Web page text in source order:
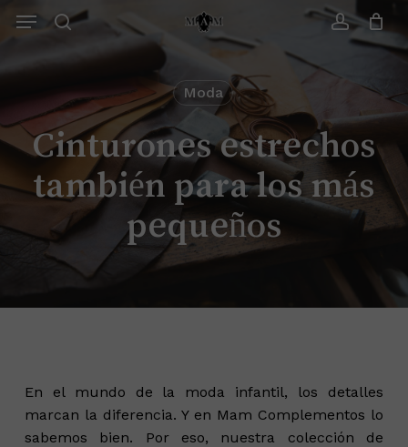
account
Menu
Carrito Cerrar
Moda
Cinturones estrechos
también para los más
pequeños
En el mundo de la moda infantil, los detalles
marcan la diferencia. Y en Mam Complementos lo
sabemos bien. Por eso, nuestra colección de
Menu